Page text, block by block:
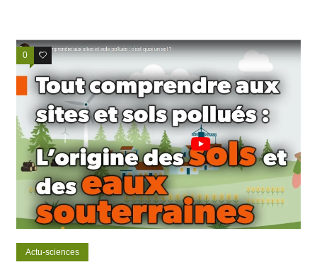
0 0
Actu-sciences